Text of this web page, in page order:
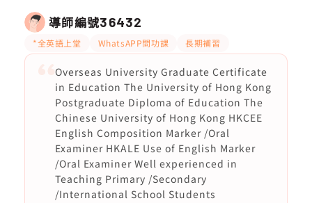
導師編號36432
*全英語上堂 WhatsAPP問功課 長期補習
Overseas University Graduate Certificate
in Education The University of Hong Kong
Postgraduate Diploma of Education The
Chinese University of Hong Kong HKCEE
English Composition Marker /Oral
Examiner HKALE Use of English Marker
/Oral Examiner Well experienced in
Teaching Primary /Secondary
/International School Students